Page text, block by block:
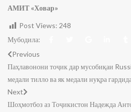
АМИТ «Ховар»
Post Views: 248
Мубодила:
Previous
Паҳлавонони тоҷик дар мусобиқаи
медали тилло ва як медали нуқра
Next
Шоҳмотбоз аз Тоҷикистон Надежда